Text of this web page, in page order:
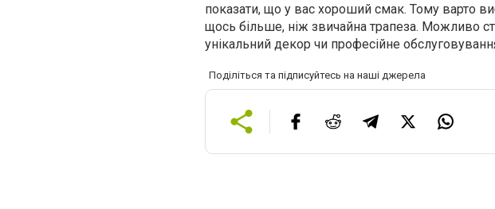
показати, що у вас хороший смак. Тому варто
щось більше, ніж звичайна трапеза. Можливо
унікальний декор чи професійне
Поділіться та підписуйтесь на наші джерела